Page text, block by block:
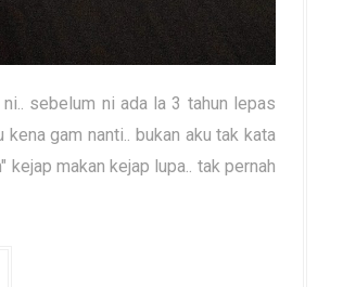
sebelum ni ada la 3 tahun lepas
gam nanti.. bukan aku tak kata
kejap makan kejap lupa.. tak pernah